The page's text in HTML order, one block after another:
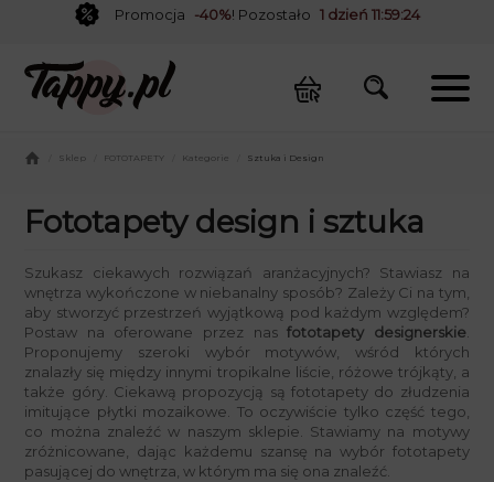
Promocja -40%! Pozostało 1 dzień 11:59:23
Sklep FOTOTAPETY Kategorie Sztuka i Design
Fototapety design i sztuka
Szukasz ciekawych rozwiązań aranżacyjnych? Stawiasz na
wnętrza wykończone w niebanalny sposób? Zależy Ci na tym,
aby stworzyć przestrzeń wyjątkową pod każdym względem?
Postaw na oferowane przez nasfototapety designerskie
Proponujemy szeroki wybór motywów, wśród których
znalazły się między innymi tropikalne liście, różowe trójkąty, a
także góry. Ciekawą propozycją są fototapety do złudzenia
imitujące płytki mozaikowe. To oczywiście tylko część tego,
co można znaleźć w naszym sklepie. Stawiamy na motywy
zróżnicowane, dając każdemu szansę na wybór fototapety
pasującej do wnętrza, w którym ma się ona znaleźć.